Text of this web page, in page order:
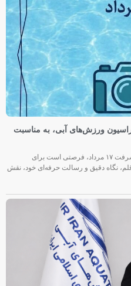
ورزش‌های آبی، به مناسبت
خبرنگاران؛ راویان آب، روایتگران تلاش و پیشرفت ۱۷ مرداد، فرصتی است برای
نگاه دقیق و رسالت حرفه‌ای خود، نقش